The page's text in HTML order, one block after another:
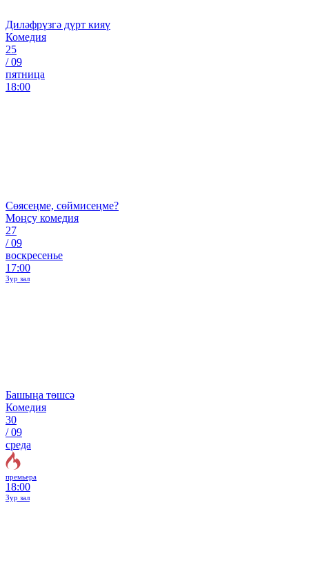
Диләфрүзгә дүрт кияү
Комедия
25
/09
пятница
18:00
Сөясеңме, сөймисеңме?
Моңсу комедия
27
/09
воскресенье
17:00
Зур зал
Башыңа төшсә
Комедия
30
/09
среда
премьера
18:00
Зур зал